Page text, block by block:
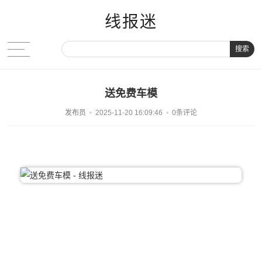
线报迷
搜索
送免费车模
发布员 2025-11-20 16:09:46 0条评论